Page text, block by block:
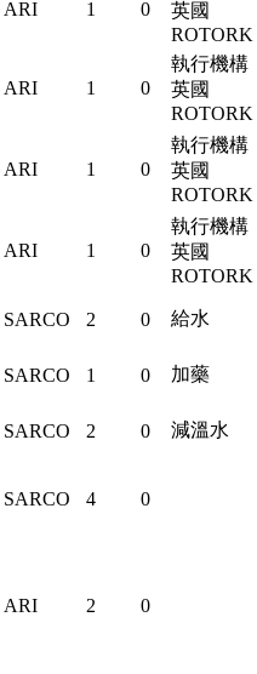
ARI 1 0
英國
ROTORK
ARI 1 0
執行機構
英國
ROTORK
ARI 1 0
執行機構
英國
ROTORK
ARI 1 0
執行機構
英國
ROTORK
SARCO 2 0 給水
SARCO 1 0 加藥
SARCO 2 0 減溫水
SARCO 4 0
ARI 2 0